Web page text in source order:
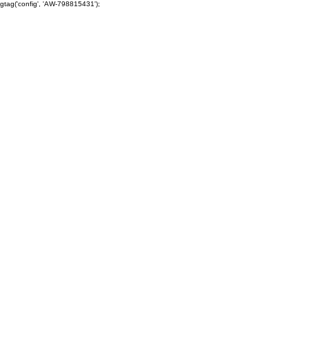
gtag('config', 'AW-798815431');